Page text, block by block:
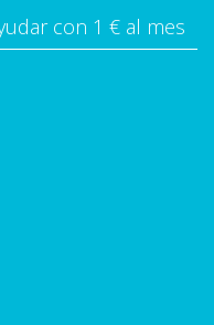
con 1 € al mes